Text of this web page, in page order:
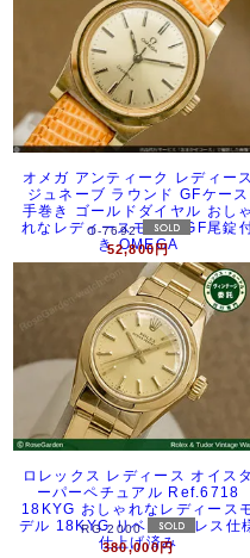
オメガ アンティーク レディース
ジュネーブ ラウンド GFケース
手巻き ゴールドダイヤル おしゃ
れなレディースモデル GF尾錠
き OMEGA
O-7692
52,800円
ロレックス レディース オイスタ
ーパーペチュアル Ref.6718
18KYG おしゃれなレディース
デル 18KYG リベットブレス仕
仕上げ済み
RG-2000
380,000円